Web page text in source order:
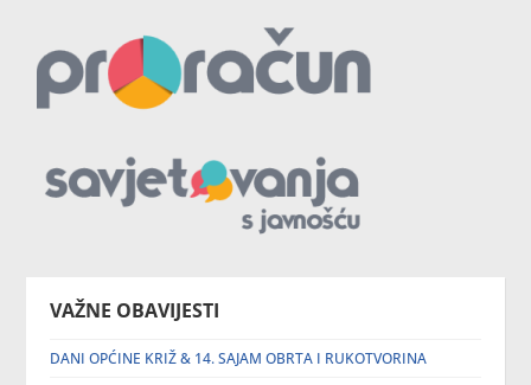
VAŽNE OBAVIJESTI
DANI OPĆINE KRIŽ & 14. SAJAM OBRTA I RUKOTVORINA